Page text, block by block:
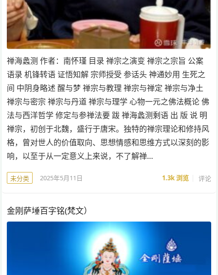
禅海蠡测 作者：南怀瑾 目录 禅宗之演变 禅宗之宗旨 公案
语录 机锋转语 证悟知解 宗师授受 参话头 神通妙用 生死之
间 中阴身略述 醒与梦 禅宗与教理 禅宗与禅定 禅宗与净土
禅宗与密宗 禅宗与丹道 禅宗与理学 心物一元之佛法概论 佛
法与西洋哲学 修定与参禅法要 跋 禅海蠡测剩语 出 版 说 明
禅宗，初创于北魏，盛行于唐宋。独特的禅宗理论和修持风
格，曾对世人的价值取向、思想情感和思维方式以深刻的影
响，以至于从一定意义上来说，不了解禅…
未分类 2025年5月11日 1.3k浏览 评论
金刚萨埵百字铭(梵文）